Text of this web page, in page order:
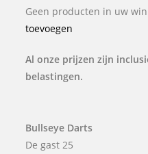
Geen producten in uw
toevoegen
Al onze prijzen zijn
belastingen.
Bullseye Darts
De gast 25